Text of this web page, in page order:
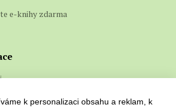
e-knihy zdarma
k personalizaci obsahu a reklam, k